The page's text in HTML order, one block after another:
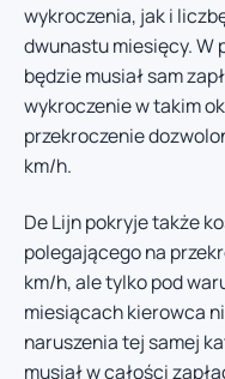
wykroczenia, jak i
dwunastu miesięcy.
będzie musiał sam
wykroczenie w takim
przekroczenie
km/h.
De Lijn pokryje także
polegającego na
km/h, ale tylko pod
miesiącach kierowca
naruszenia tej samej
musiał w całości